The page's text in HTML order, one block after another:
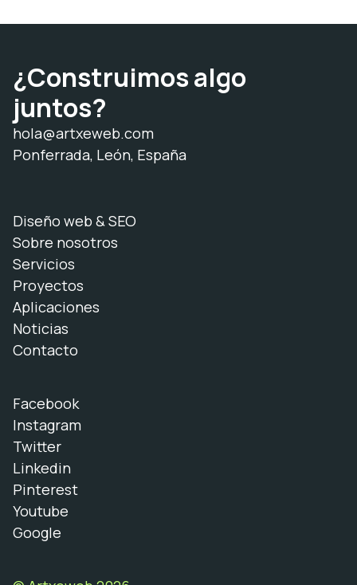
¿Construimos algo
juntos?
hola@artxeweb.com
Ponferrada, León, España
Diseño web & SEO
Sobre nosotros
Servicios
Proyectos
Aplicaciones
Noticias
Contacto
Facebook
Instagram
Twitter
Linkedin
Pinterest
Youtube
Google